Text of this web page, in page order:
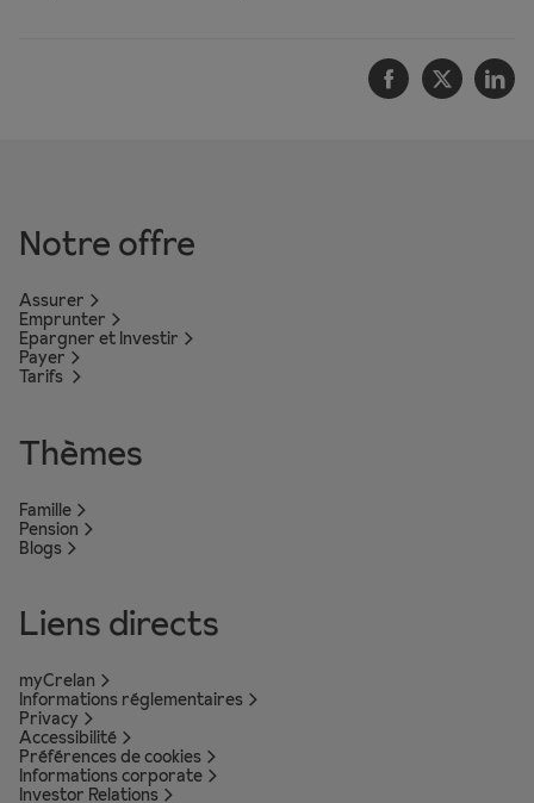
Facebook
Twitter
Notre offre
Assurer
Emprunter
Epargner et Investir
Payer
Tarifs
Thèmes
Famille
Pension
Blogs
Liens directs
myCrelan
Informations réglementaires
Privacy
Accessibilité
Préférences de cookies
Informations corporate
Investor Relations